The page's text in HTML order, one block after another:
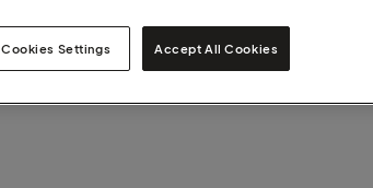
Cookies Settings Accept All Cookies